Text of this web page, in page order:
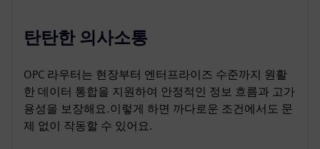
탄탄한 의사소통
OPC 라우터는 현장부터 엔터프라이즈 수준까지 원활
한 데이터 통합을 지원하여 안정적인 정보 흐름과 고가
용성을 보장해요.이렇게 하면 까다로운 조건에서도 문
제 없이 작동할 수 있어요.